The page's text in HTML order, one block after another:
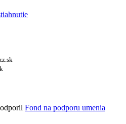
Fond na podporu umenia